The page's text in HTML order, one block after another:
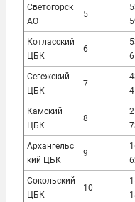
Светогорск
АО
5
Котласский
ЦБК
6
Сегежский
ЦБК
7
4
Камский
ЦБК
8
Архангельс
кий ЦБК
9
Сокольский
ЦБК
10